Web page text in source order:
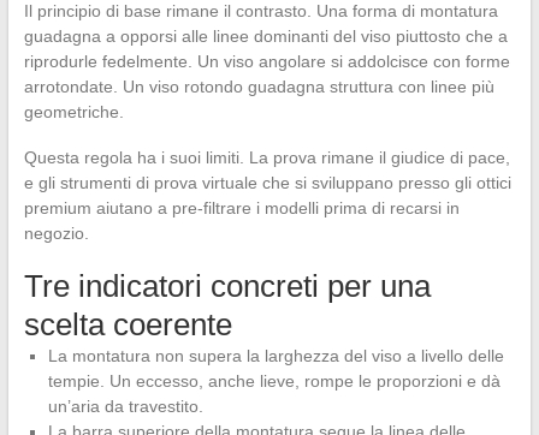
Il principio di base rimane il contrasto. Una forma di montatura
guadagna a opporsi alle linee dominanti del viso piuttosto che a
riprodurle fedelmente. Un viso angolare si addolcisce con forme
arrotondate. Un viso rotondo guadagna struttura con linee più
geometriche.
Questa regola ha i suoi limiti. La prova rimane il giudice di pace,
e gli strumenti di prova virtuale che si sviluppano presso gli ottici
premium aiutano a pre-filtrare i modelli prima di recarsi in
negozio.
Tre indicatori concreti per una
scelta coerente
La montatura non supera la larghezza del viso a livello delle
tempie. Un eccesso, anche lieve, rompe le proporzioni e dà
un’aria da travestito.